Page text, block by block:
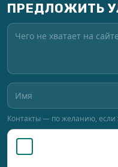
ПРЕДЛОЖИТЬ
Контакты — по желанию, если